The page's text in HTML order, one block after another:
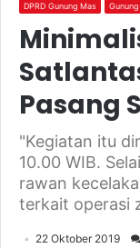
DPRD Gunung Mas
Pasang
"Kegiatan itu
10.00 WIB.
rawan
terkait operasi
22 Oktober 2019